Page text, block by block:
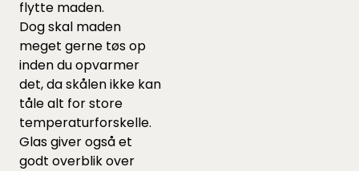
flytte maden.
Dog skal maden
meget gerne tøs op
inden du opvarmer
det, da skålen ikke kan
tåle alt for store
temperaturforskelle.
Glas giver også et
godt overblik over